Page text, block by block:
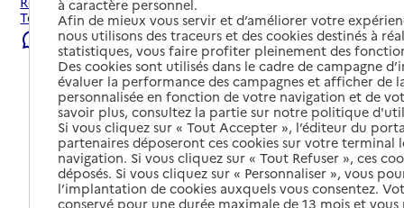
Toulouse.
Signaler une erreur
à caractère personnel.
Afin de mieux vous servir et d’améliorer votre
nous utilisons des traceurs et des cookies destinés à
statistiques, vous faire profiter pleinement des
Des cookies sont utilisés dans le cadre de campagne
évaluer la performance des campagnes et afficher de
personnalisée en fonction de votre navigation et de
savoir plus, consultez la partie sur notre politique
Si vous cliquez sur « Tout Accepter », l’éditeur du
partenaires déposeront ces cookies sur votre terminal
navigation. Si vous cliquez sur « Tout Refuser », ces
déposés. Si vous cliquez sur « Personnaliser », vous
l’implantation de cookies auxquels vous consentez.
conservé pour une durée maximale de 13 mois et